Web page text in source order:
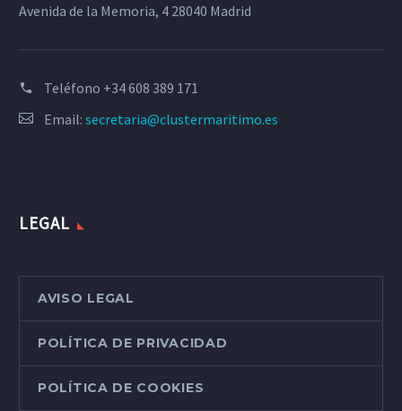
Avenida de la Memoria, 4 28040 Madrid
Teléfono +34 608 389 171
Email: secretaria@clustermaritimo.es
LEGAL
AVISO LEGAL
POLÍTICA DE PRIVACIDAD
POLÍTICA DE COOKIES